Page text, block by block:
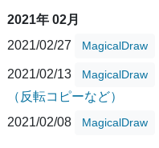
2021年 02月
2021/02/27
MagicalDraw
2021/02/13 MagicalDraw
（反転コピーなど）
2021/02/08
MagicalDraw